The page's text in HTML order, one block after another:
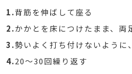
1.背筋を伸ばして座る
2.かかとを床につけたまま、両
3.勢いよく打ち付けないように
4.20～30回繰り返す